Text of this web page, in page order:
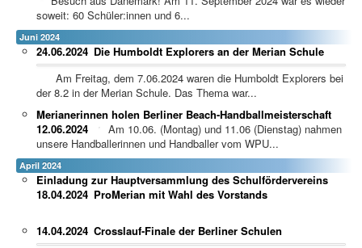
soweit: 60 Schüler:innen und 6...
Juni 2024
Die Humboldt Explorers an der Merian Schule
24.06.2024
Am Freitag, dem 7.06.2024 waren die Humboldt Explorers bei
der 8.2 in der Merian Schule. Das Thema war...
Merianerinnen holen Berliner Beach-Handballmeisterschaft
12.06.2024
Am 10.06. (Montag) und 11.06 (Dienstag) nahmen
unsere Handballerinnen und Handballer vom WPU...
April 2024
Einladung zur Hauptversammlung des Schulfördervereins
ProMerian mit Wahl des Vorstands
18.04.2024
Crosslauf-Finale der Berliner Schulen
14.04.2024